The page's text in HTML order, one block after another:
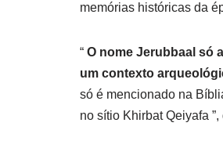
memórias históricas da
“ O nome Jerubbaal só
um contexto
só é mencionado na
no sítio Khirbat Qeiyafa